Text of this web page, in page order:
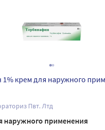
крем для наружного
Пвт. Лтд
наружного применения